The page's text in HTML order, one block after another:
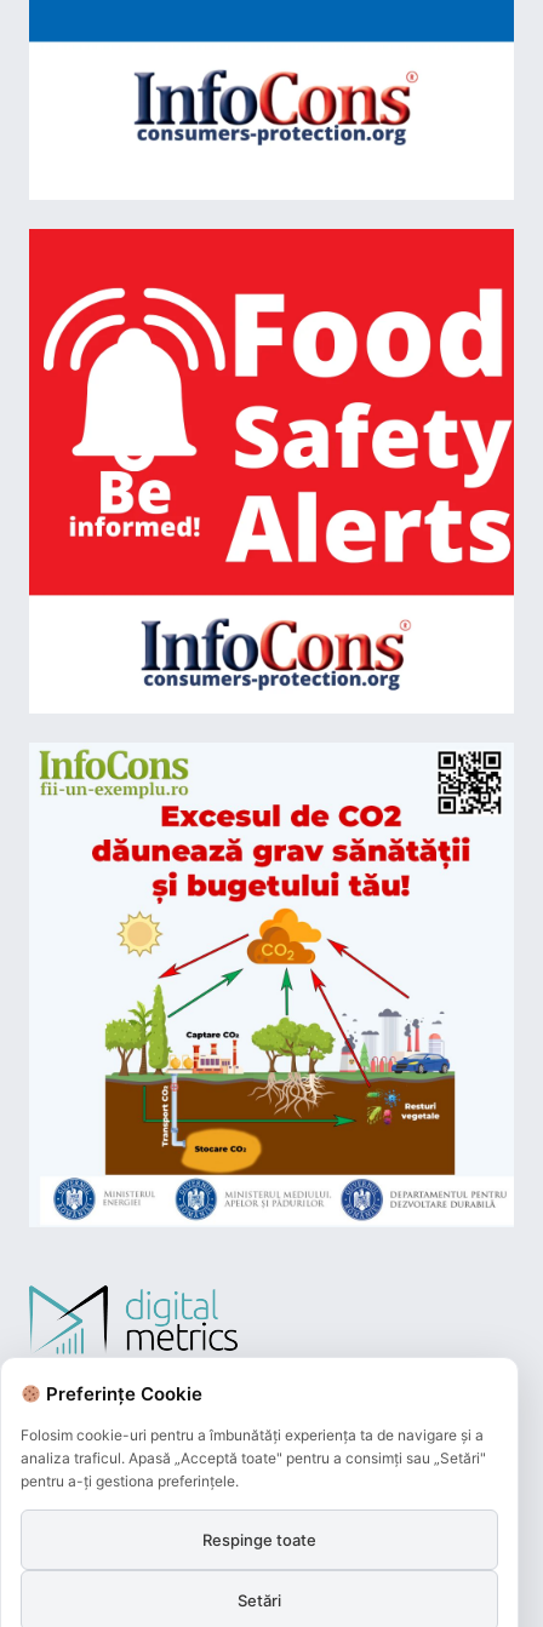
și beneficiază de 3D-Secure.
Preferințe Cookie
Folosim cookie-uri pentru a îmbunătăți experiența ta de navigare și a
analiza traficul. Apasă „Acceptă toate" pentru a consimți sau „Setări"
pentru a-ți gestiona preferințele.
Respinge toate
Setări